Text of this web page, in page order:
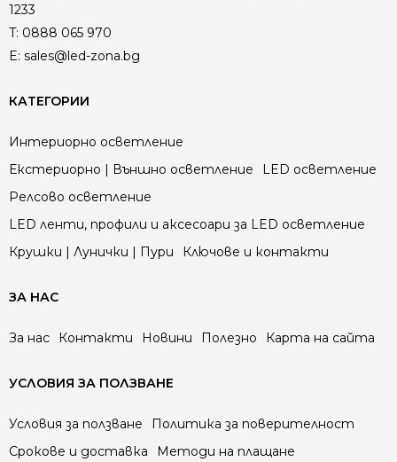
1233
T: 0888 065 970
E: sales@led-zona.bg
КАТЕГОРИИ
Интериорно осветление
Екстериорно | Външно осветление
LED осветление
Релсово осветление
LED ленти, профили и аксесоари за LED осветление
Крушки | Лунички | Пури
Ключове и контакти
ЗА НАС
За нас Контакти Новини Полезно Карта на сайта
УСЛОВИЯ ЗА ПОЛЗВАНЕ
Условия за ползване
Политика за поверителност
Срокове и доставка
Методи на плащане